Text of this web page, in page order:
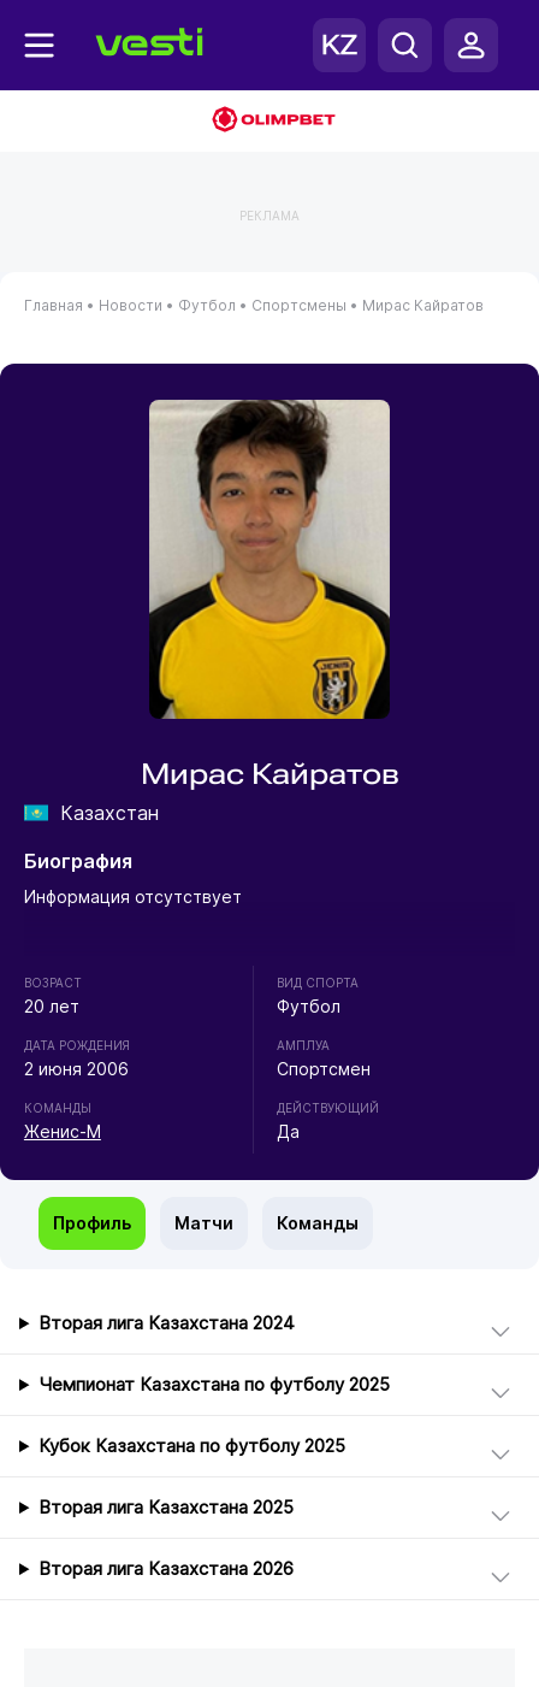
РЕКЛАМА
Главная • Новости • Футбол • Спортсмены • Мирас Кайратов
Мирас Кайратов
Казахстан
Биография
Информация отсутствует
ВОЗРАСТ
20 лет
ДАТА РОЖДЕНИЯ
2 июня 2006
КОМАНДЫ
Женис-М
ВИД СПОРТА
Футбол
АМПЛУА
Спортсмен
ДЕЙСТВУЮЩИЙ
Да
Профиль Матчи Команды
Вторая лига Казахстана 2024
Чемпионат Казахстана по футболу 2025
Кубок Казахстана по футболу 2025
Вторая лига Казахстана 2025
Вторая лига Казахстана 2026